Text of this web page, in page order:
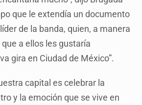
que le extendía un documento
de la banda, quien, a manera
a ellos les gustaría
gira en Ciudad de México”.
capital es celebrar la
y la emoción que se vive en